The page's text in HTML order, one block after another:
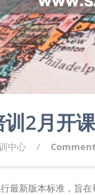
2月开
中心 /
最新版本标准，旨在